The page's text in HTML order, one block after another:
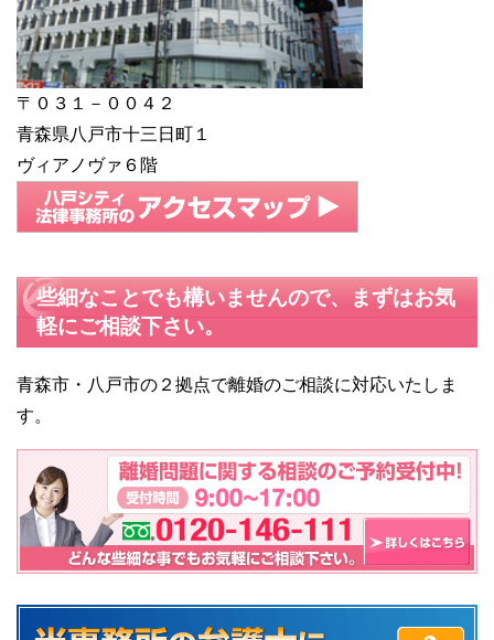
〒０３１－００４２
青森県八戸市十三日町１
ヴィアノヴァ６階
些細なことでも構いませんので、まずはお気
軽にご相談下さい。
青森市・八戸市の２拠点で離婚のご相談に対応いたしま
す。